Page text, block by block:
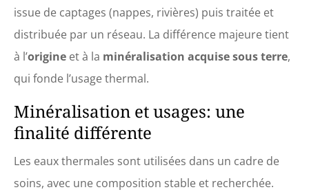
issue de captages (nappes, rivières) puis traitée et
distribuée par un réseau. La différence majeure tient
à l’origine et à la minéralisation acquise sous terre,
qui fonde l’usage thermal.
Minéralisation et usages: une
finalité différente
Les eaux thermales sont utilisées dans un cadre de
soins, avec une composition stable et recherchée.